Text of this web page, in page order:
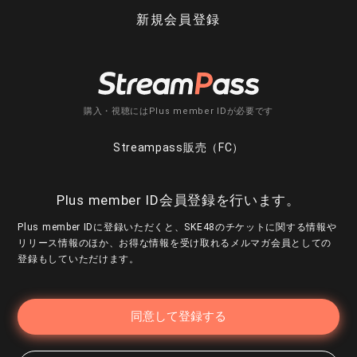
新規会員登録
購入・視聴にはPlus member IDが必要です
Streampass販売（FC）
Plus member ID会員登録を行います。
Plus member IDに登録いただくと、SKE48のチケットに関する情報や
リリース情報のほか、お得な情報を受け取れるメルマガ会員としての
登録もしていただけます。